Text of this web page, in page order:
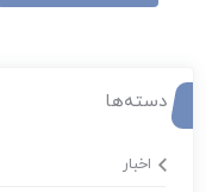
دسته‌ها
اخبار